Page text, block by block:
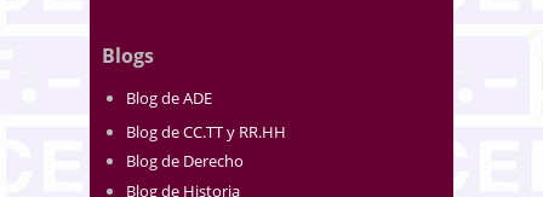
Blogs
Blog de ADE
Blog de CC.TT y RR.HH
Blog de Derecho
Blog de Historia